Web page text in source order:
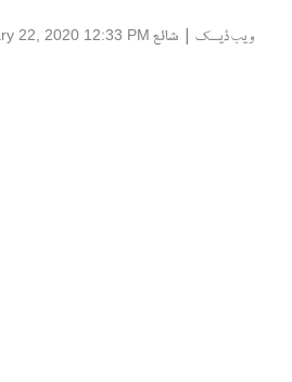
ویب ڈیسک | شائع 22, 2020 12:33 PM